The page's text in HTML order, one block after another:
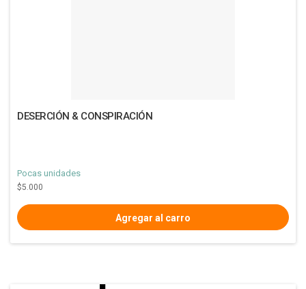
DESERCIÓN & CONSPIRACIÓN
Pocas unidades
$5.000